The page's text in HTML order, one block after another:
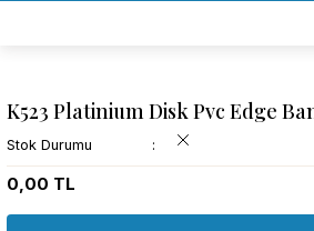
BÜTÜN ALIŞVERİŞLERİNİZDE
TÜRKİYE GENELİNDE 10.000
K523 Platinium Disk Pvc Edge
Stok Durumu
0,00 TL